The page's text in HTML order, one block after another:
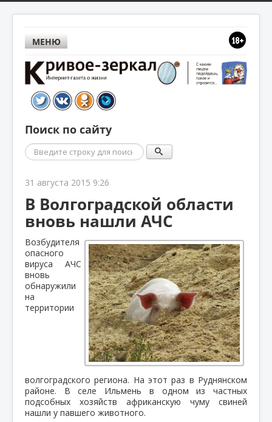
МЕНЮ
Поиск по сайту
Поиск
31 августа 2015 9:26
В Волгоградской области
вновь нашли АЧС
Возбудителя
опасного
вируса АЧС
вновь
обнаружили
на
территории
волгоградского региона. На этот раз в Руднянском
районе. В селе Ильмень в одном из частных
подсобных хозяйств африканскую чуму свиней
нашли у павшего животного.